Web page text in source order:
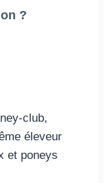
?
club,
éleveur
et poneys